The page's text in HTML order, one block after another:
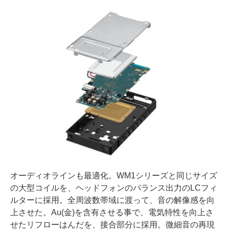
オーディオラインも最適化。WM1シリーズと同じサイズ
の大型コイルを、ヘッドフォンのバランス出力のLCフィ
ルターに採用。全周波数帯域に渡って、音の解像感を向
上させた。Au(金)を含有させる事で、電気特性を向上さ
せたリフローはんだを、接合部分に採用。微細音の再現